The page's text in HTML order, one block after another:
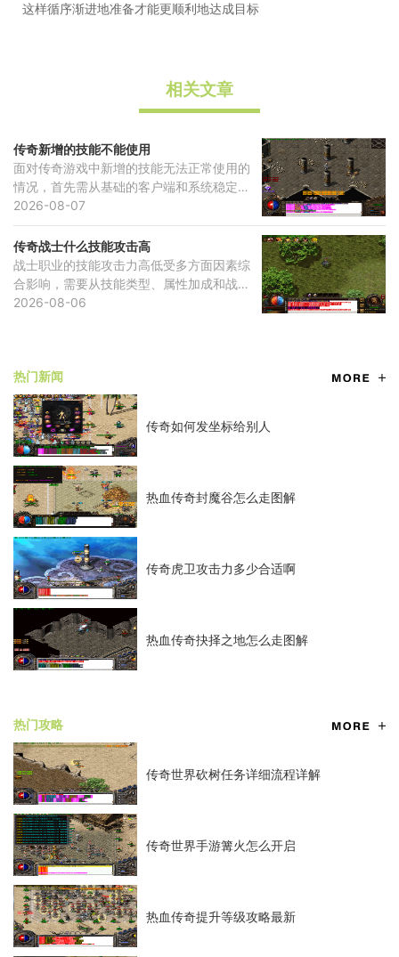
这样循序渐进地准备才能更顺利地达成目标
相关文章
传奇新增的技能不能使用
面对传奇游戏中新增的技能无法正常使用的
情况，首先需从基础的客户端和系统稳定性
入手排查。某些情况下，客户端文件的不完
整或损坏会导致技能数据读取异常，进而出
现技能图标
2026-08-07
传奇战士什么技能攻击高
战士职业的技能攻击力高低受多方面因素综
合影响，需要从技能类型、属性加成和战斗
环境等多个维度进行分析。战士技能主要分
2026-08-06
热门新闻
传奇如何发坐标给别人
热血传奇封魔谷怎么走图解
传奇虎卫攻击力多少合适啊
热血传奇抉择之地怎么走图解
热门攻略
传奇世界砍树任务详细流程详解
传奇世界手游篝火怎么开启
热血传奇提升等级攻略最新